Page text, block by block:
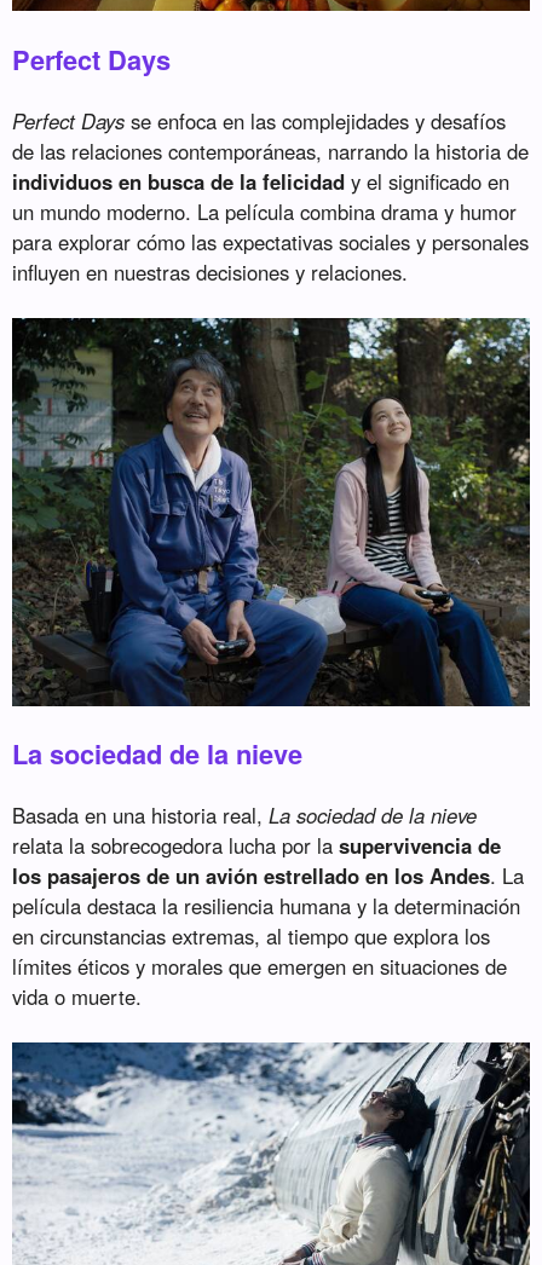
Perfect Days
Perfect Days se enfoca en las complejidades y desafíos
de las relaciones contemporáneas, narrando la historia de
individuos en busca de la felicidad y el significado en
un mundo moderno. La película combina drama y humor
para explorar cómo las expectativas sociales y personales
influyen en nuestras decisiones y relaciones.
La sociedad de la nieve
Basada en una historia real,La sociedad de la nieve
relata la sobrecogedora lucha por lasupervivencia de
los pasajeros de un avión estrellado en los Andes. La
película destaca la resiliencia humana y la determinación
en circunstancias extremas, al tiempo que explora los
límites éticos y morales que emergen en situaciones de
vida o muerte.